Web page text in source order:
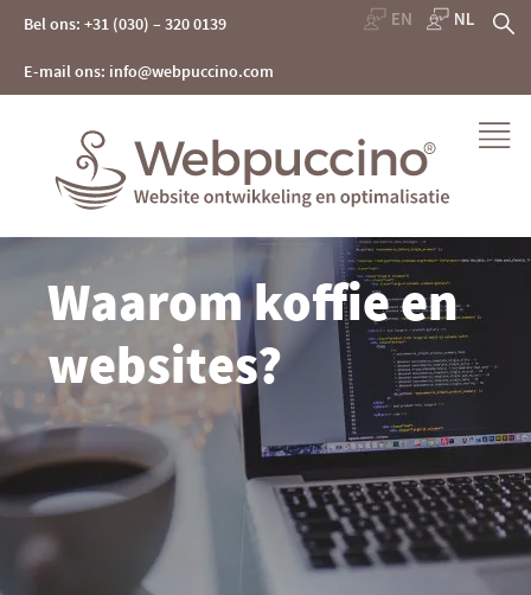
content
Bel ons: +31 (030) – 320 0139
E-mail ons: info@webpuccino.com
Webpuccino® website ontwikkeling en optimalisatie
Je website beheren alsof je koffie drinkt
Waarom koffie en
websites?